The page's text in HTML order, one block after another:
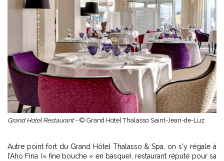
Grand Hotel Restaurant - © Grand Hotel Thalasso Saint-Jean-de-Luz
Autre point fort du Grand Hôtel Thalasso & Spa, on s'y régale à
l’Aho Fina (« fine bouche » en basque), restaurant réputé pour sa